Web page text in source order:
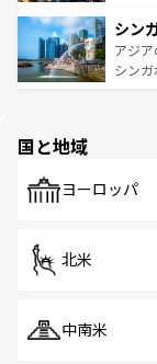
参照し
激す
が待
た文
み、
てお
うな
シン
アジ
シン
で、ホ
国と地域
ヨーロッパ
北米
中南米